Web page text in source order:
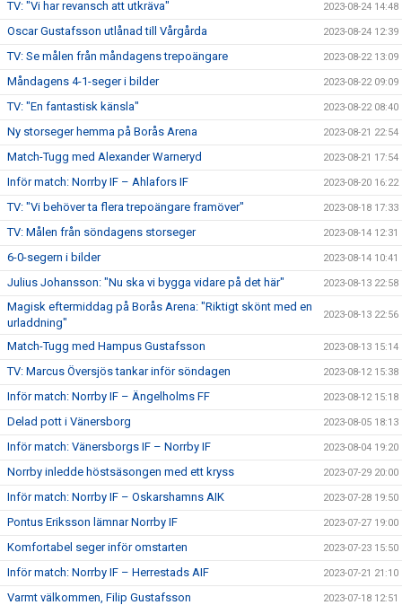
TV: "Vi har revansch att utkräva" 2023-08-24 14:48
Oscar Gustafsson utlånad till Vårgårda 2023-08-24 12:39
TV: Se målen från måndagens trepoängare 2023-08-22 13:09
Måndagens 4-1-seger i bilder 2023-08-22 09:09
TV: "En fantastisk känsla" 2023-08-22 08:40
Ny storseger hemma på Borås Arena 2023-08-21 22:54
Match-Tugg med Alexander Warneryd 2023-08-21 17:54
Inför match: Norrby IF – Ahlafors IF 2023-08-20 16:22
TV: "Vi behöver ta flera trepoängare framöver" 2023-08-18 17:33
TV: Målen från söndagens storseger 2023-08-14 12:31
6-0-segern i bilder 2023-08-14 10:41
Julius Johansson: "Nu ska vi bygga vidare på det här" 2023-08-13 22:58
Magisk eftermiddag på Borås Arena: "Riktigt skönt med en
urladdning"
2023-08-13 22:56
Match-Tugg med Hampus Gustafsson 2023-08-13 15:14
TV: Marcus Översjös tankar inför söndagen 2023-08-12 15:38
Inför match: Norrby IF – Ängelholms FF 2023-08-12 15:18
Delad pott i Vänersborg 2023-08-05 18:13
Inför match: Vänersborgs IF – Norrby IF 2023-08-04 19:20
Norrby inledde höstsäsongen med ett kryss 2023-07-29 20:00
Inför match: Norrby IF – Oskarshamns AIK 2023-07-28 19:50
Pontus Eriksson lämnar Norrby IF 2023-07-27 19:00
Komfortabel seger inför omstarten 2023-07-23 15:50
Inför match: Norrby IF – Herrestads AIF 2023-07-21 21:10
Varmt välkommen, Filip Gustafsson 2023-07-18 12:51